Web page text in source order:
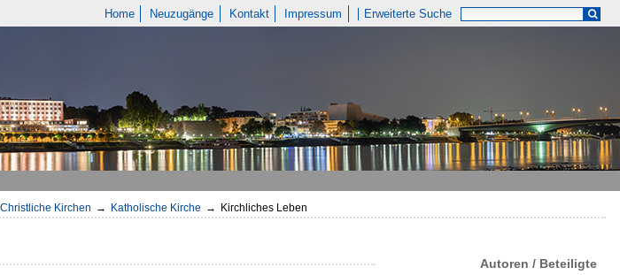
Home Neuzugänge Kontakt Impressum Erweiterte Suche
Christliche Kirchen → Katholische Kirche → Kirchliches Leben
Autoren / Beteiligte